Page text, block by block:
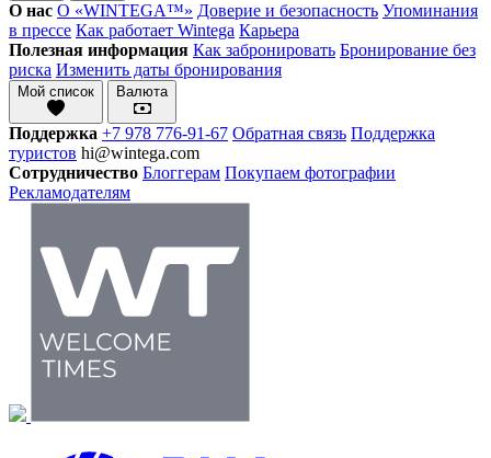
О нас О «WINTEGA™» Доверие и безопасность Упоминания
в прессе Как работает Wintega Карьера
Полезная информация Как забронировать Бронирование без
риска Изменить даты бронирования
Мой список Валюта
Поддержка +7 978 776-91-67 Обратная связь Поддержка
туристов hi@wintega.com
Сотрудничество Блоггерам Покупаем фотографии
Рекламодателям